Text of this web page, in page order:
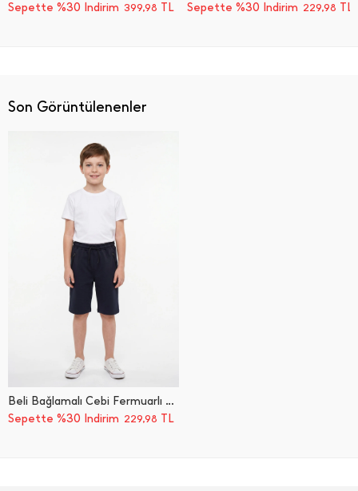
Sepette %30 İndirim 399,98 TL
Sepette %30 İndirim 229,98 TL
Son Görüntülenenler
Beli Bağlamalı Cebi Fermuarlı Erkek Çocuk Kapri
Sepette %30 İndirim 229,98 TL